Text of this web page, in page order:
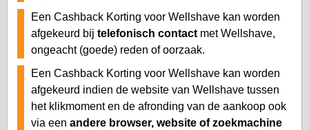
Een Cashback Korting voor Wellshave kan worden
afgekeurd bij telefonisch contact met Wellshave,
ongeacht (goede) reden of oorzaak.
Een Cashback Korting voor Wellshave kan worden
afgekeurd indien de website van Wellshave tussen
het klikmoment en de afronding van de aankoop ook
via een andere browser, website of zoekmachine